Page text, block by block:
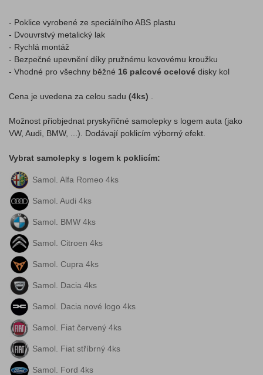
- Poklice vyrobené ze speciálního ABS plastu
- Dvouvrstvý metalický lak
- Rychlá montáž
- Bezpečné upevnění díky pružnému kovovému kroužku
- Vhodné pro všechny běžné 16 palcové ocelové disky kol
Cena je uvedena za celou sadu (4ks)
Možnost přiobjednat pryskyřičné samolepky s logem auta (jako
VW, Audi, BMW, ...). Dodávají poklicím výborný efekt.
Vybrat samolepky s logem k poklicím:
Samol. Alfa Romeo 4ks
Samol. Audi 4ks
Samol. BMW 4ks
Samol. Citroen 4ks
Samol. Cupra 4ks
Samol. Dacia 4ks
Samol. Dacia nové logo 4ks
Samol. Fiat červený 4ks
Samol. Fiat stříbrný 4ks
Samol. Ford 4ks